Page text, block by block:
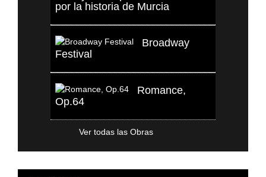
por la historia de Murcia
Broadway
Festival
Romance,
Op.64
Ver todas las Obras